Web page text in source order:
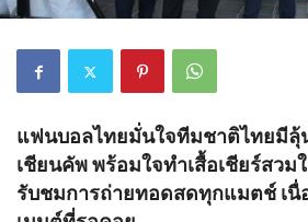
แฟนบอลไทยมั่นใจทีมชาติไทยมีลุ้
เชียนคัพ พร้อมใจทำเสื้อเชียร์สวม
รับชมการถ่ายทอดสดทุกแมตช์ เนื่